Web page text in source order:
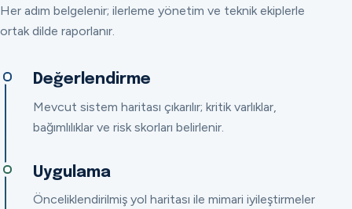
Her adım belgelenir; ilerleme yönetim ve teknik ekiplerle
ortak dilde raporlanır.
Değerlendirme
Mevcut sistem haritası çıkarılır; kritik varlıklar,
bağımlılıklar ve risk skorları belirlenir.
Uygulama
Önceliklendirilmiş yol haritası ile mimari iyileştirmeler